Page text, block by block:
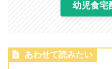
幼児食宅
あわせて読みたい